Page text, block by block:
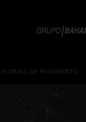
FORMAS DE PAGAMENTO